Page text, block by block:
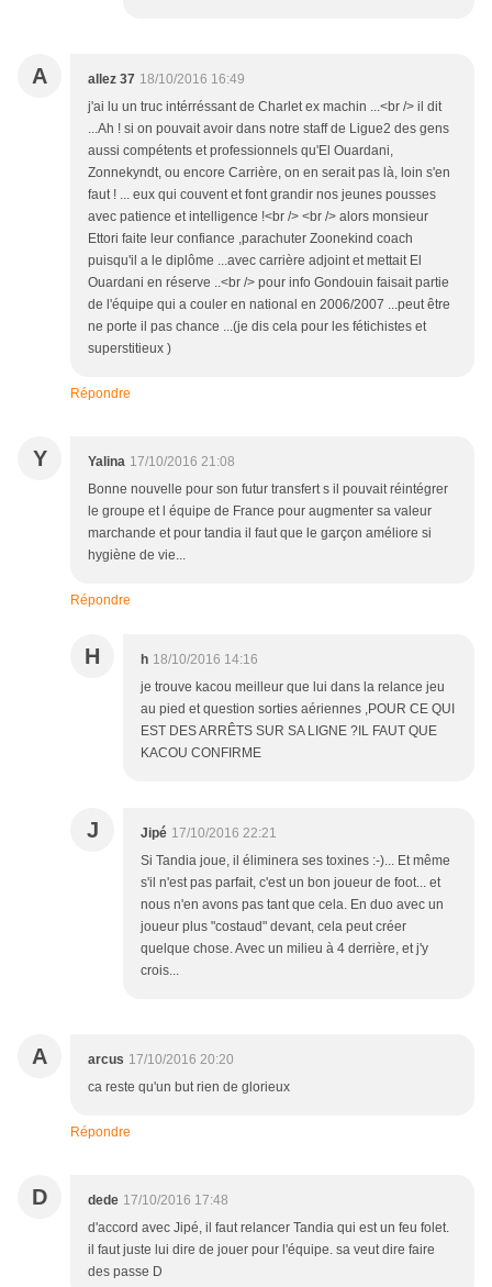
A allez 37 18/10/2016 16:49
j'ai lu un truc intérréssant de Charlet ex machin ...<br /> il dit
...Ah ! si on pouvait avoir dans notre staff de Ligue2 des gens
aussi compétents et professionnels qu'El Ouardani,
Zonnekyndt, ou encore Carrière, on en serait pas là, loin s'en
faut ! ... eux qui couvent et font grandir nos jeunes pousses
avec patience et intelligence !<br /> <br /> alors monsieur
Ettori faite leur confiance ,parachuter Zoonekind coach
puisqu'il a le diplôme ...avec carrière adjoint et mettait El
Ouardani en réserve ..<br /> pour info Gondouin faisait partie
de l'équipe qui a couler en national en 2006/2007 ...peut être
ne porte il pas chance ...(je dis cela pour les fétichistes et
superstitieux )
Répondre
Y Yalina 17/10/2016 21:08
Bonne nouvelle pour son futur transfert s il pouvait réintégrer
le groupe et l équipe de France pour augmenter sa valeur
marchande et pour tandia il faut que le garçon améliore si
hygiène de vie...
Répondre
H h 18/10/2016 14:16
je trouve kacou meilleur que lui dans la relance jeu
au pied et question sorties aériennes ,POUR CE QUI
EST DES ARRÊTS SUR SA LIGNE ?IL FAUT QUE
KACOU CONFIRME
J Jipé 17/10/2016 22:21
Si Tandia joue, il éliminera ses toxines :-)... Et même
s'il n'est pas parfait, c'est un bon joueur de foot... et
nous n'en avons pas tant que cela. En duo avec un
joueur plus "costaud" devant, cela peut créer
quelque chose. Avec un milieu à 4 derrière, et j'y
crois...
A arcus 17/10/2016 20:20
ca reste qu'un but rien de glorieux
Répondre
D dede 17/10/2016 17:48
d'accord avec Jipé, il faut relancer Tandia qui est un feu folet.
il faut juste lui dire de jouer pour l'équipe. sa veut dire faire
des passe D